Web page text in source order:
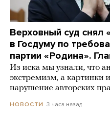
Верховный суд снял
в Госдуму по
партии «Родина».
Из иска мы узнали, что
экстремизм, а картинки
нарушение авторских
НОВОСТИ 3 часа назад